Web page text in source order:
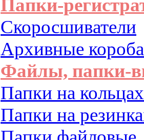
Папки-
Скоросшиватели
Архивные
Файлы, папки-
Папки на кольцах
Папки на